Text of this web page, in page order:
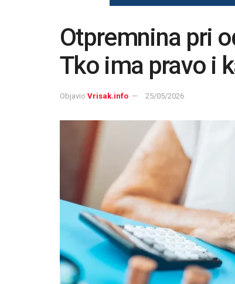
Otpremnina pri
Tko ima pravo i
Objavio Vrisak.info 25/05/2026